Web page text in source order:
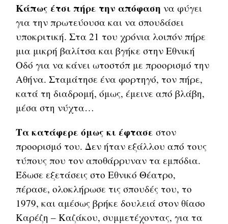
Κάπως έτσι πήρε την απόφαση να φύγει
για την πρωτεύουσα και να σπουδάσει
υποκριτική. Στα 21 του χρόνια λοιπόν πήρε
μια μικρή βαλίτσα και βγήκε στην Εθνική
Οδό για να κάνει ωτοστόπ με προορισμό την
Αθήνα. Σταμάτησε ένα φορτηγό, τον πήρε,
κατά τη διαδρομή, όμως, έμεινε από βλάβη,
μέσα στη νύχτα…
Τα κατάφερε όμως κι έφτασε στον
προορισμό του. Δεν ήταν εξάλλου από τους
τύπους που τον αποθάρρυναν τα εμπόδια.
Έδωσε εξετάσεις στο Εθνικό Θέατρο,
πέρασε, ολοκλήρωσε τις σπουδές του, το
1979, και αμέσως βρήκε δουλειά στον θίασο
Καρέζη – Καζάκου, συμμετέχοντας, για τα